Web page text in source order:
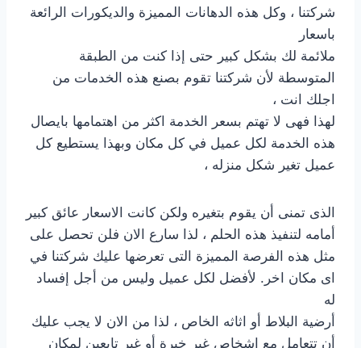
شركتنا ، وكل هذه الدهانات المميزة والديكورات الرائعة
باسعار
ملائمة لك بشكل كبير حتى إذا كنت من الطبقة
المتوسطة لأن شركتنا تقوم بصنع هذه الخدمات من
اجلك انت ،
لهذا فهى لا تهتم بسعر الخدمة اكثر من اهتمامها بايصال
هذه الخدمة لكل عميل في كل مكان وبهذا يستطيع كل
عميل تغير شكل منزله ،
الذى تمنى أن يقوم بتغيره ولكن كانت الاسعار عائق كبير
أمامه لتنفيذ هذه الحلم ، لذا سارع الان فلن تحصل على
مثل هذه الفرصة المميزة التى تعرضها عليك شركتنا في
اى مكان اخر. لأفضل لكل عميل وليس من أجل إفساد
له
أرضية البلاط أو اثاثه الخاص ، لذا من الان لا يجب عليك
أن تتعامل مع اشخاص غير خبرة أو غير تابعين لمكان